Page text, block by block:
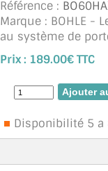
Référence :
Marque : BOHLE -
au système de
Robustus sert à
de guidage
protection anti-
suite
Prix : 189.00€ TTC
Disponibilité 5 a